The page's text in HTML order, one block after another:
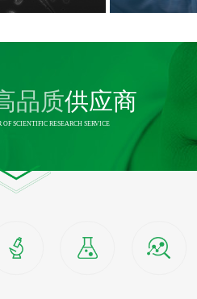
品质供应商
SCIENTIFIC RESEARCH SERVICE